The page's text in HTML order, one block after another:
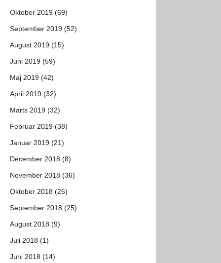
Oktober 2019 (69)
September 2019 (52)
August 2019 (15)
Juni 2019 (59)
Maj 2019 (42)
April 2019 (32)
Marts 2019 (32)
Februar 2019 (38)
Januar 2019 (21)
December 2018 (8)
November 2018 (36)
Oktober 2018 (25)
September 2018 (25)
August 2018 (9)
Juli 2018 (1)
Juni 2018 (14)